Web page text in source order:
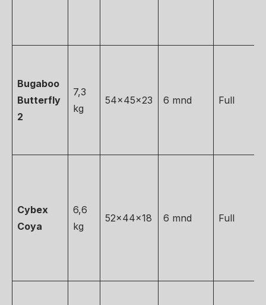
Bugaboo
Butterfly
2
7,3
kg
54x45x23 6 mnd Full
Cybex
Coya
6,6
kg
52x44x18 6 mnd Full